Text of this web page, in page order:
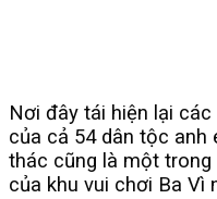
Nơi đây tái hiện lại
của cả 54 dân tộc anh
thác cũng là một
của khu vui chơi Ba Vì